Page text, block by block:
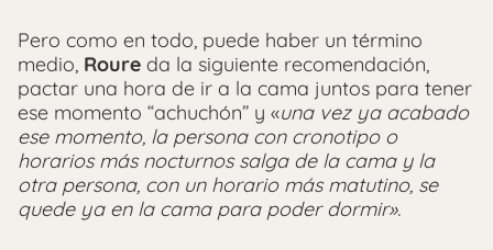
Pero como en todo, puede haber un término
medio, Roure da la siguiente recomendación,
pactar una hora de ir a la cama juntos para tener
ese momento “achuchón” y «una vez ya acabado
ese momento, la persona con cronotipo o
horarios más nocturnos salga de la cama y la
otra persona, con un horario más matutino, se
quede ya en la cama para poder dormir».